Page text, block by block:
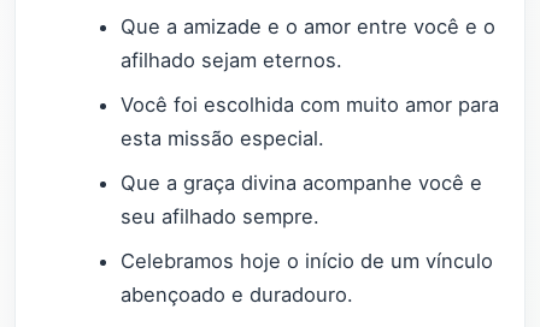
Que a amizade e o amor entre você e o
afilhado sejam eternos.
Você foi escolhida com muito amor para
esta missão especial.
Que a graça divina acompanhe você e
seu afilhado sempre.
Celebramos hoje o início de um vínculo
abençoado e duradouro.